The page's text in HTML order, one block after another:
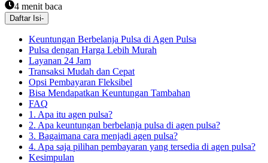
4 menit baca
Daftar Isi-
Keuntungan Berbelanja Pulsa di Agen Pulsa
Pulsa dengan Harga Lebih Murah
Layanan 24 Jam
Transaksi Mudah dan Cepat
Opsi Pembayaran Fleksibel
Bisa Mendapatkan Keuntungan Tambahan
FAQ
1. Apa itu agen pulsa?
2. Apa keuntungan berbelanja pulsa di agen pulsa?
3. Bagaimana cara menjadi agen pulsa?
4. Apa saja pilihan pembayaran yang tersedia di agen pulsa?
Kesimpulan